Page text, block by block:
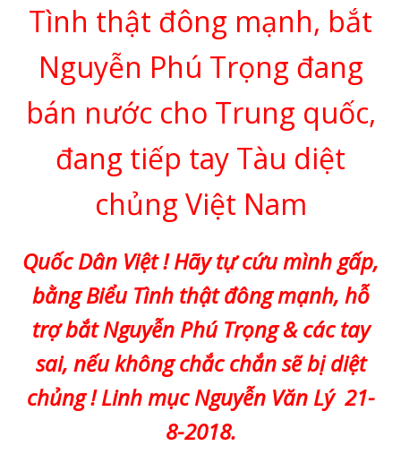
Tình thật đông mạnh, bắt
Nguyễn Phú Trọng đang
bán nước cho Trung quốc,
đang tiếp tay Tàu diệt
chủng Việt Nam
Quốc Dân Việt ! Hãy tự cứu mình gấp,
bằng Biểu Tình thật đông mạnh, hỗ
trợ bắt Nguyễn Phú Trọng & các tay
sai, nếu không chắc chắn sẽ bị diệt
chủng ! Linh mục Nguyễn Văn Lý 21-
8-2018.